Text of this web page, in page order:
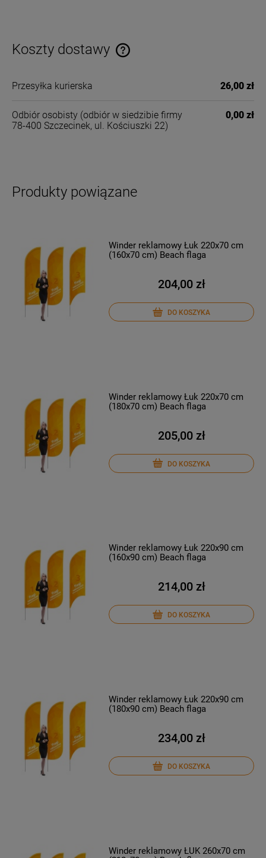
Koszty dostawy
Cena nie zawiera ewentualnych kosztów płatności
Przesyłka kurierska 26,00 zł
Odbiór osobisty (odbiór w siedzibie firmy
78-400 Szczecinek, ul. Kościuszki 22)
0,00 zł
Produkty powiązane
Winder reklamowy Łuk 220x70 cm
(160x70 cm) Beach flaga
204,00 zł
DO KOSZYKA
Winder reklamowy Łuk 220x70 cm
(180x70 cm) Beach flaga
205,00 zł
DO KOSZYKA
Winder reklamowy Łuk 220x90 cm
(160x90 cm) Beach flaga
214,00 zł
DO KOSZYKA
Winder reklamowy Łuk 220x90 cm
(180x90 cm) Beach flaga
234,00 zł
DO KOSZYKA
Winder reklamowy ŁUK 260x70 cm